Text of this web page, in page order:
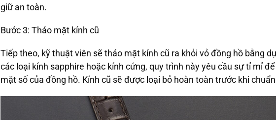
giữ an toàn.
Bước 3: Tháo mặt kính cũ
Tiếp theo, kỹ thuật viên sẽ tháo mặt kính cũ ra khỏi vỏ đồng hồ bằng
các loại kính sapphire hoặc kính cứng, quy trình này yêu cầu sự tỉ mỉ
mặt số của đồng hồ. Kính cũ sẽ được loại bỏ hoàn toàn trước khi